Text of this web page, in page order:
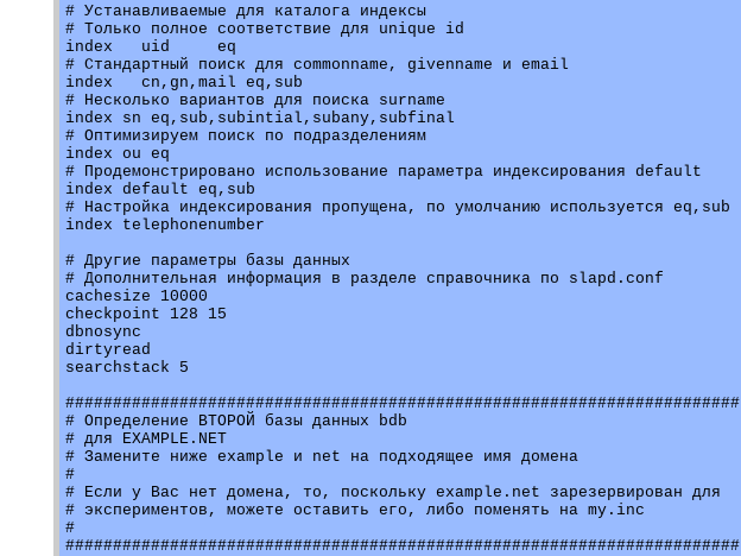
# Устанавливаемые для каталога индексы
# Только полное соответствие для unique id
index	uid	eq
# Стандартный поиск для commonname, givenname и email
index	cn,gn,mail eq,sub
# Несколько вариантов для поиска surname
index sn eq,sub,subintial,subany,subfinal
# Оптимизируем поиск по подразделениям
index ou eq
# Продемонстрировано использование параметра индексирования default
index default eq,sub
# Настройка индексирования пропущена, по умолчанию используется eq,sub
index telephonenumber
# Другие параметры базы данных
# Дополнительная информация в разделе справочника по slapd.conf
cachesize 10000
checkpoint 128 15
dbnosync
dirtyread
searchstack 5
#######################################################################
# Определение ВТОРОЙ базы данных bdb
# для EXAMPLE.NET
# Замените ниже example и net на подходящее имя домена
#
# Если у Вас нет домена, то, поскольку example.net зарезервирован для
# экспериментов, можете оставить его, либо поменять на my.inc
#
#######################################################################